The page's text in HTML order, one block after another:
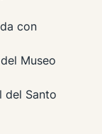
con
del Museo
del Santo